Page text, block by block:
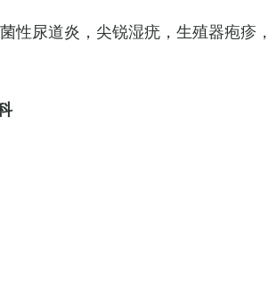
性尿道炎，尖锐湿疣，生殖器疱疹